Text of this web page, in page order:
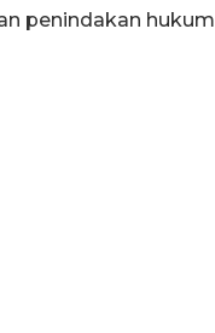
penindakan hukum